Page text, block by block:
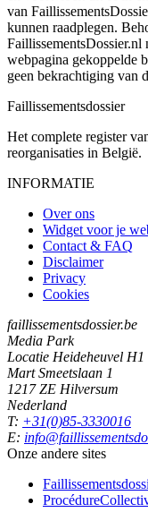
van
kunnen raadplegen.
webpagina gekoppelde
geen bekrachtiging van
Faillissementsdossier
Het complete register
reorganisaties in België.
INFORMATIE
Over ons
Widget voor je
Contact & FAQ
Disclaimer
Privacy
Cookies
faillissementsdossier.be
Media Park
Locatie Heideheuvel H1
Mart Smeetslaan 1
1217 ZE Hilversum
Nederland
T: +31(0)85-3330016
E:
Onze andere sites